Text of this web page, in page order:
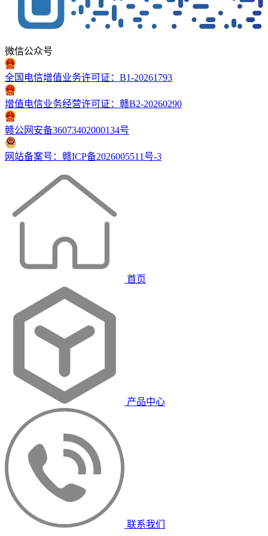
微信公众号
全国电信增值业务许可证：B1-20261793
增值电信业务经营许可证：赣B2-20260290
赣公网安备36073402000134号
网站备案号：赣ICP备2026005511号-3
首页
产品中心
联系我们